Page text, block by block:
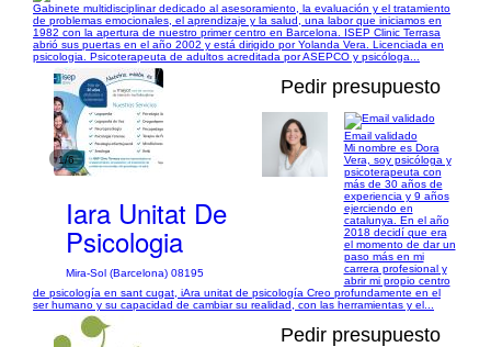
Gabinete multidisciplinar dedicado al asesoramiento, la evaluación y el tratamiento
de problemas emocionales, el aprendizaje y la salud, una labor que iniciamos en
1982 con la apertura de nuestro primer centro en Barcelona. ISEP Clinic Terrasa
abrió sus puertas en el año 2002 y está dirigido por Yolanda Vera. Licenciada en
psicologia. Psicoterapeuta de adultos acreditada por ASEPCO y psicóloga...
1/6
Pedir presupuesto
Iara Unitat De
Psicologia
Mira-Sol (Barcelona) 08195
Email validado
Mi nombre es Dora
Vera, soy psicóloga y
psicoterapeuta con
más de 30 años de
experiencia y 9 años
ejerciendo en
catalunya. En el año
2018 decidí que era
el momento de dar un
paso más en mi
carrera profesional y
abrir mi propio centro
de psicología en sant cugat, iAra unitat de psicología Creo profundamente en el
ser humano y su capacidad de cambiar su realidad, con las herramientas y el...
Pedir presupuesto